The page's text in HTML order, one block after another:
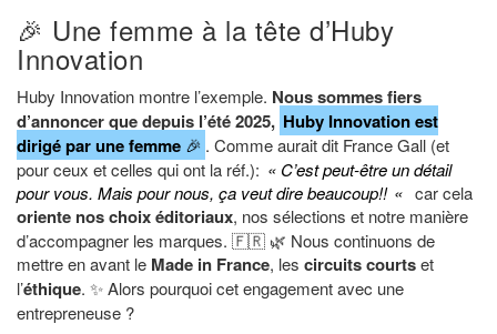
🎉 Une femme à la tête d’Huby
Innovation
Huby Innovation montre l’exemple. Nous sommes fiers
d’annoncer que depuis l’été 2025, Huby Innovation est
dirigé par une femme 🎉 . Comme aurait dit France Gall (et
pour ceux et celles qui ont la réf.): « C’est peut-être un détail
pour vous. Mais pour nous, ça veut dire beaucoup!! « car cela
oriente nos choix éditoriaux, nos sélections et notre manière
d’accompagner les marques. 🇫🇷 🌿 Nous continuons de
mettre en avant le Made in France, les circuits courtset
l’éthique. ✨ Alors pourquoi cet engagement avec une
entrepreneuse ?